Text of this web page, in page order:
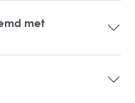
met